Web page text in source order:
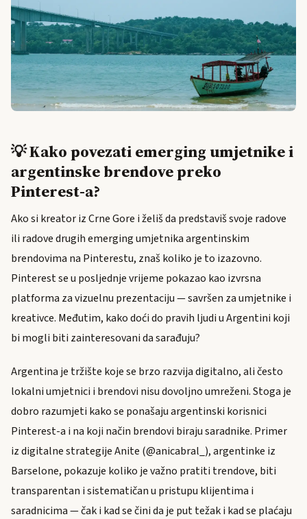
💡 Kako povezati emerging umjetnike i
argentinske brendove preko
Pinterest-a?
Ako si kreator iz Crne Gore i želiš da predstaviš svoje radove
ili radove drugih emerging umjetnika argentinskim
brendovima na Pinterestu, znaš koliko je to izazovno.
Pinterest se u posljednje vrijeme pokazao kao izvrsna
platforma za vizuelnu prezentaciju — savršen za umjetnike i
kreativce. Međutim, kako doći do pravih ljudi u Argentini koji
bi mogli biti zainteresovani da sarađuju?
Argentina je tržište koje se brzo razvija digitalno, ali često
lokalni umjetnici i brendovi nisu dovoljno umreženi. Stoga je
dobro razumjeti kako se ponašaju argentinski korisnici
Pinterest-a i na koji način brendovi biraju saradnike. Primer
iz digitalne strategije Anite (@anicabral_), argentinke iz
Barselone, pokazuje koliko je važno pratiti trendove, biti
transparentan i sistematičan u pristupu klijentima i
saradnicima — čak i kad se čini da je put težak i kad se plaćaju